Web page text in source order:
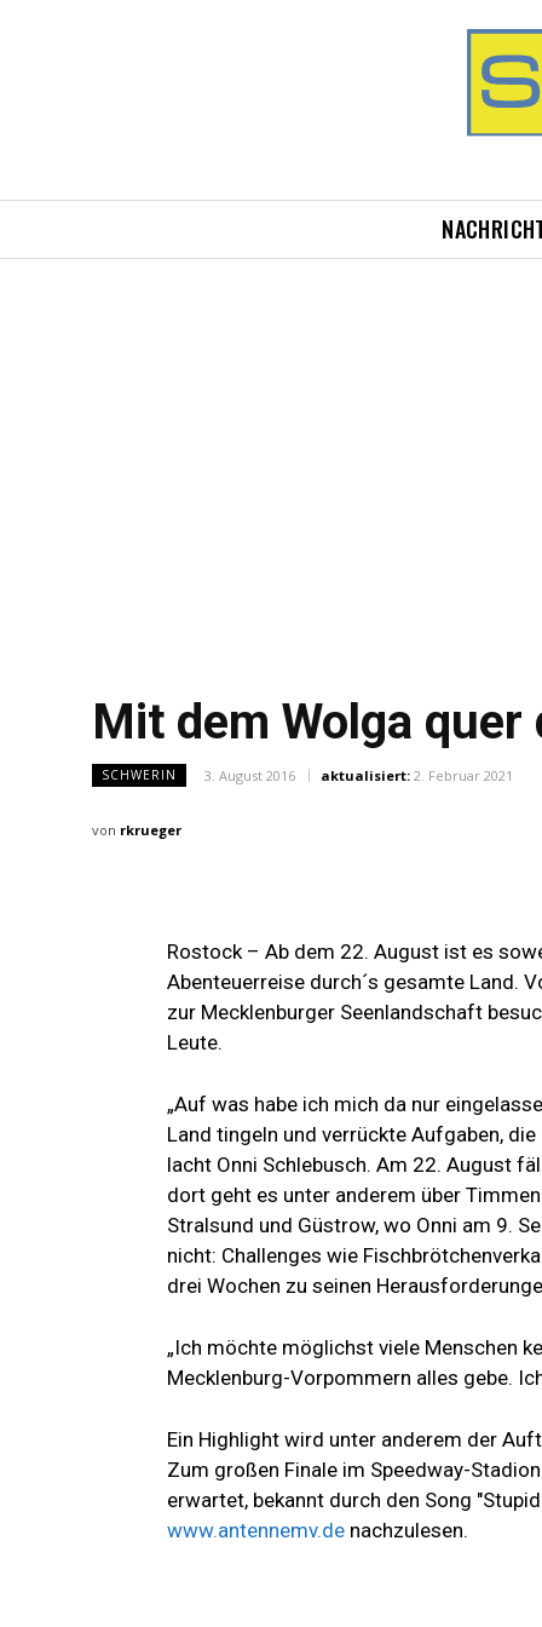
Mit dem Wolga quer
SCHWERIN 3. August 2016 aktualisiert: 2. Februar 2021
von rkrueger
Rostock – Ab dem 22. August ist es
Abenteuerreise durch´s gesamte Land.
zur Mecklenburger Seenlandschaft
Leute.
„Auf was habe ich mich da nur
Land tingeln und verrückte Aufgaben,
lacht Onni Schlebusch. Am 22. August
dort geht es unter anderem über
Stralsund und Güstrow, wo Onni am 9.
nicht: Challenges wie
drei Wochen zu seinen
„Ich möchte möglichst viele Menschen
Mecklenburg-Vorpommern alles gebe.
Ein Highlight wird unter anderem der
Zum großen Finale im Speedway-
erwartet, bekannt durch den Song
www.antennemv.de nachzulesen.